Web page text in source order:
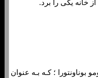
بوناونتورا ؛ کـه بـه عنوان